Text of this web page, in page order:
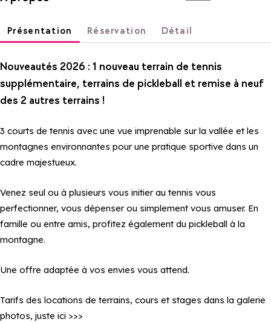
Présentation Réservation Détail
Nouveautés 2026 : 1 nouveau terrain de tennis
supplémentaire, terrains de pickleball et remise à neuf
des 2 autres terrains !
3 courts de tennis avec une vue imprenable sur la vallée et les
montagnes environnantes pour une pratique sportive dans un
cadre majestueux.
Venez seul ou à plusieurs vous initier au tennis vous
perfectionner, vous dépenser ou simplement vous amuser. En
famille ou entre amis, profitez également du pickleball à la
montagne.
Une offre adaptée à vos envies vous attend.
Tarifs des locations de terrains, cours et stages dans la galerie
photos, juste ici >>>